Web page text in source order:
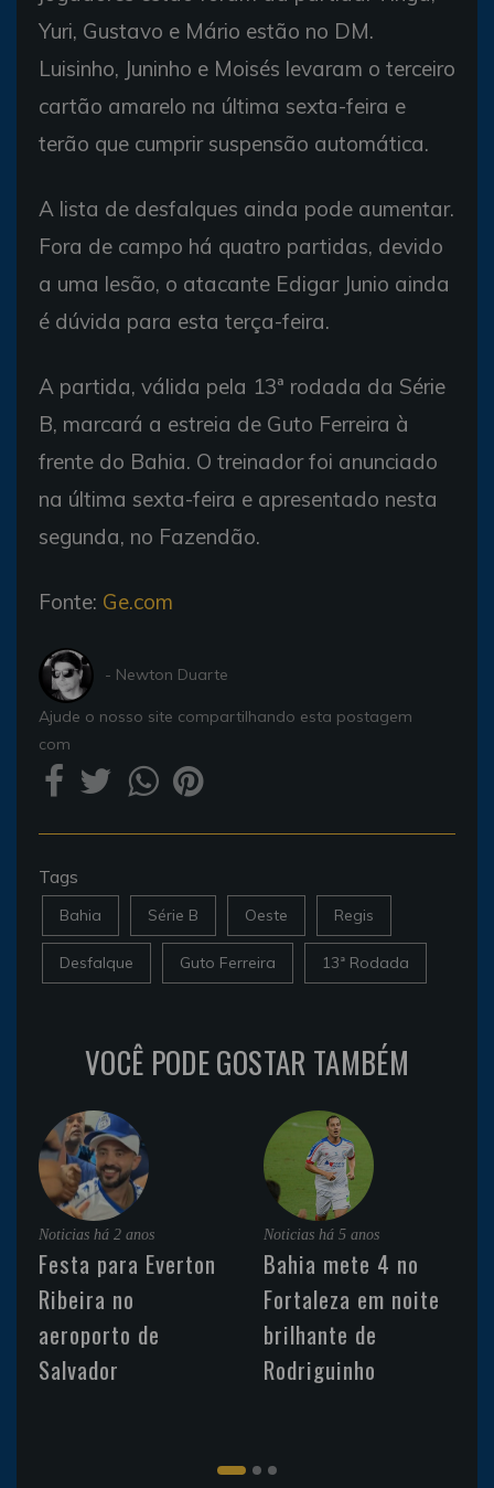
Yuri, Gustavo e Mário estão no DM.
Luisinho, Juninho e Moisés levaram o terceiro
cartão amarelo na última sexta-feira e
terão que cumprir suspensão automática.
A lista de desfalques ainda pode aumentar.
Fora de campo há quatro partidas, devido
a uma lesão, o atacante Edigar Junio ainda
é dúvida para esta terça-feira.
A partida, válida pela 13ª rodada da Série
B, marcará a estreia de Guto Ferreira à
frente do Bahia. O treinador foi anunciado
na última sexta-feira e apresentado nesta
segunda, no Fazendão.
Fonte: Ge.com
- Newton Duarte
Ajude o nosso site compartilhando esta postagem
com
Tags
Bahia Série B Oeste Regis
Desfalque Guto Ferreira 13ª Rodada
VOCÊ PODE GOSTAR TAMBÉM
Noticias há 2 anos
Festa para Everton
Ribeira no
aeroporto de
Salvador
Noticias há 5 anos
Bahia mete 4 no
Fortaleza em noite
brilhante de
Rodriguinho